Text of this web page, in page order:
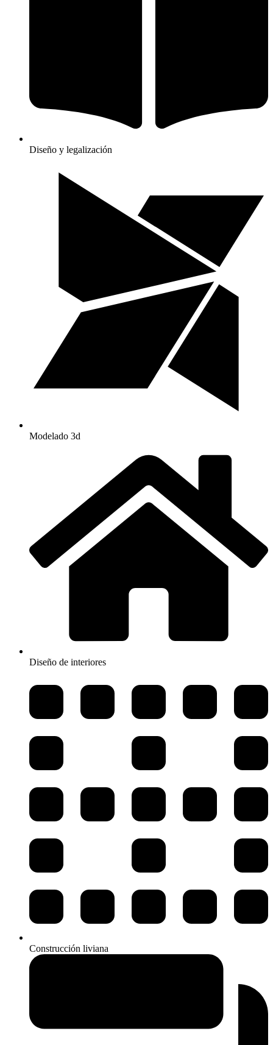
Diseño y legalización
Modelado 3d
Diseño de interiores
Construcción liviana